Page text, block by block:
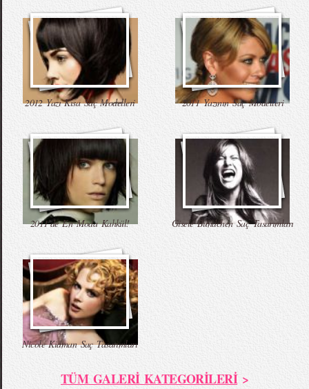
2012 Yazı Kısa Saç Modelleri 2011 Yazının Saç Modelleri
2011’de En Moda Kahkül! Gisele Bundchen Saç Tasarımları
Nicole Kidman Saç Tasarımları
TÜM GALERİ KATEGORİLERİ>